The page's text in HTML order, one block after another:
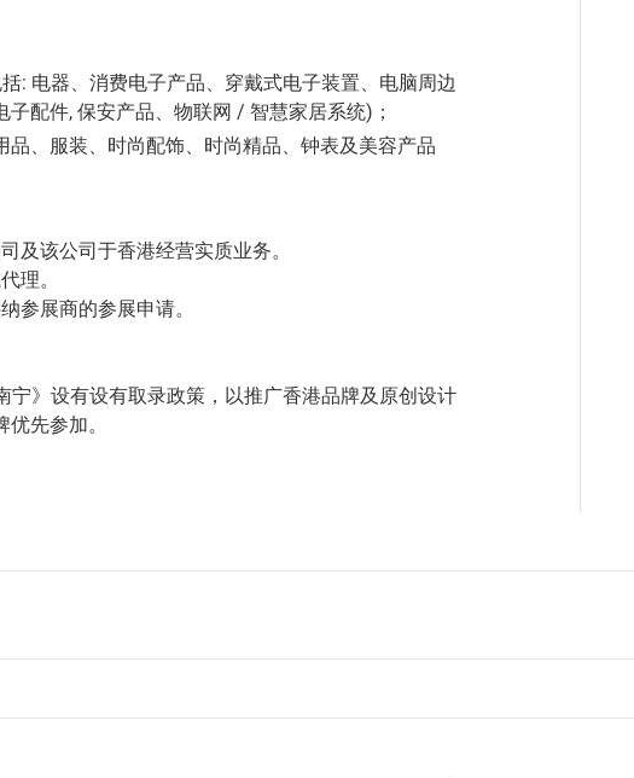
: 电器、消费电子产品、穿戴式电子装置、电脑周边
子配件, 保安产品、物联网 / 智慧家居系统)；
品、服装、时尚配饰、时尚精品、钟表及美容产品
及该公司于香港经营实质业务。
理。
参展商的参展申请。
宁》设有设有取录政策，以推广香港品牌及原创设计
先参加。